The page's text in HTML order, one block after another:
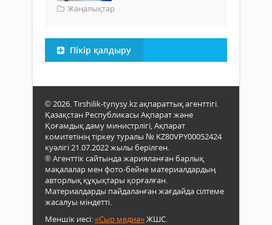
Жаңалықтар
Пікір қалдыру
© 2026. Tirshilik-tynysy.kz ақпараттық агенттігі.
Қазақстан Республикасы Ақпарат және
Қоғамдық даму министрлігі, Ақпарат
комитетінің тіркеу туралы № KZ80VPY00052424
куәлігі 21.07.2022 жылы берілген.
® Агенттік сайтында жарияланған барлық
мақалалар мен фото-бейне материалдардың
авторлық құқықтары қорғалған.
Материалдарды пайдаланған жағдайда сілтеме
жасалуы міндетті.
Меншік иесі:«Сыр медиа»ЖШС.